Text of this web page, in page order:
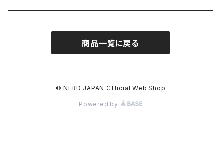
商品一覧に戻る
© NERD JAPAN Official Web Shop
Powered by